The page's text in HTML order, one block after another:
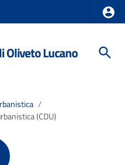
Oliveto Lucano
/
(CDU)